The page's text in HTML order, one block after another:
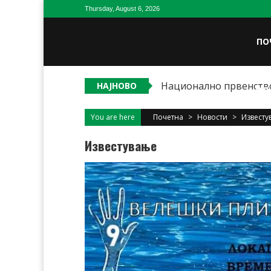
Thursday, August 6, 2026
НАЈНОВО Национално
You are here Почетна > Новости >
Известување